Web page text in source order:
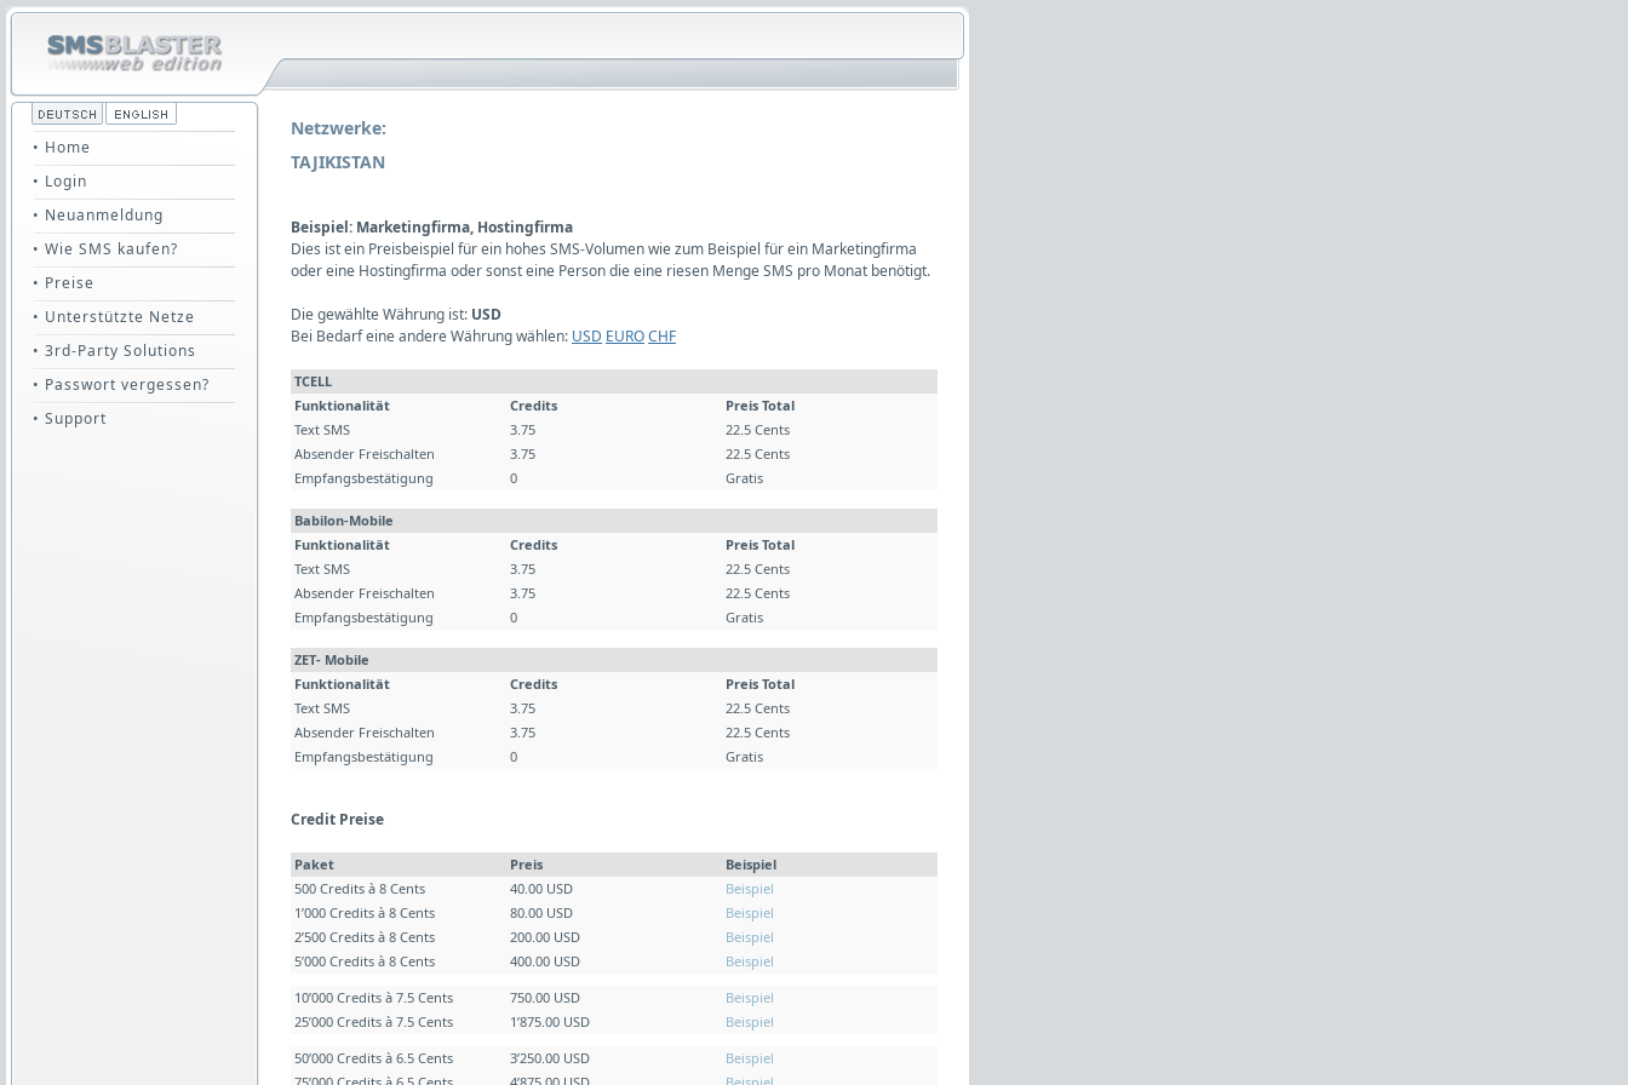
• Home
• Login
• Neuanmeldung
• Wie SMS kaufen?
• Preise
• Unterstützte Netze
• 3rd-Party Solutions
• Passwort vergessen?
• Support
Netzwerke:
TAJIKISTAN
Beispiel: Marketingfirma, Hostingfirma
Dies ist ein Preisbeispiel für ein hohes SMS-Volumen wie zum Beispiel für ein Marketingfirma
oder eine Hostingfirma oder sonst eine Person die eine riesen Menge SMS pro Monat benötigt.
Die gewählte Währung ist: USD
Bei Bedarf eine andere Währung wählen: USD EUROCHF
TCELL
Funktionalität
Credits
Preis Total
Text SMS
3.75
22.5 Cents
Absender Freischalten
3.75
22.5 Cents
Empfangsbestätigung
0 Gratis
Babilon-Mobile
Funktionalität
Credits
Preis Total
Text SMS
3.75
22.5 Cents
Absender Freischalten
3.75
22.5 Cents
Empfangsbestätigung
0 Gratis
ZET- Mobile
Funktionalität
Credits
Preis Total
Text SMS
3.75
22.5 Cents
Absender Freischalten
3.75
22.5 Cents
Empfangsbestätigung
0 Gratis
Credit Preise
Paket Preis
Beispiel
500 Credits à 8 Cents
40.00 USD
Beispiel
1’000 Credits à 8 Cents
80.00 USD
Beispiel
2’500 Credits à 8 Cents
200.00 USD
Beispiel
5’000 Credits à 8 Cents
400.00 USD
Beispiel
10’000 Credits à 7.5 Cents
750.00 USD
Beispiel
25’000 Credits à 7.5 Cents
1’875.00 USD
Beispiel
50’000 Credits à 6.5 Cents
3’250.00 USD
Beispiel